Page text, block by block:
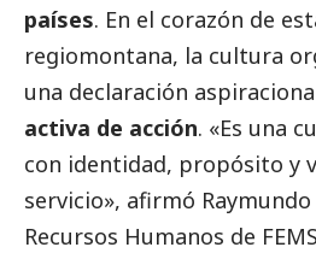
países. En el corazón de
regiomontana, la cultura
una declaración
activa de acción. «Es una
con identidad, propósito y
servicio», afirmó
Recursos Humanos de